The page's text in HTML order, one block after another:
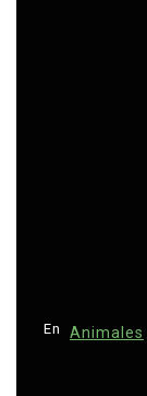
En Animales